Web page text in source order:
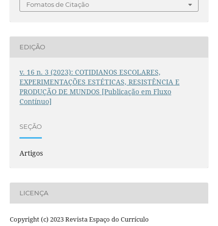
Fomatos de Citação
EDIÇÃO
v. 16 n. 3 (2023): COTIDIANOS ESCOLARES,
EXPERIMENTAÇÕES ESTÉTICAS, RESISTÊNCIA E
PRODUÇÃO DE MUNDOS [Publicação em Fluxo
Contínuo]
SEÇÃO
Artigos
LICENÇA
Copyright (c) 2023 Revista Espaço do Currículo